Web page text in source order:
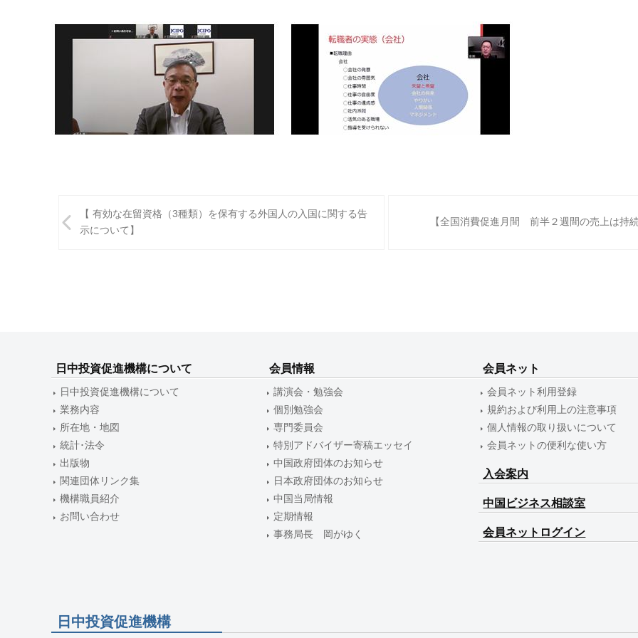
稿
シ
ョ
ン
【 有効な在留資格（3種類）を保有する外国人の入国に関する告
示について】
【全国消費促進月間 前半２週間の売上は持続
日中投資促進機構について
日中投資促進機構について
業務内容
所在地・地図
統計･法令
出版物
関連団体リンク集
機構職員紹介
お問い合わせ
会員情報
講演会・勉強会
個別勉強会
専門委員会
特別アドバイザー寄稿エッセイ
中国政府団体のお知らせ
日本政府団体のお知らせ
中国当局情報
定期情報
事務局長 岡がゆく
会員ネット
会員ネット利用登録
規約および利用上の注意事項
個人情報の取り扱いについて
会員ネットの便利な使い方
入会案内
中国ビジネス相談室
会員ネットログイン
日中投資促進機構